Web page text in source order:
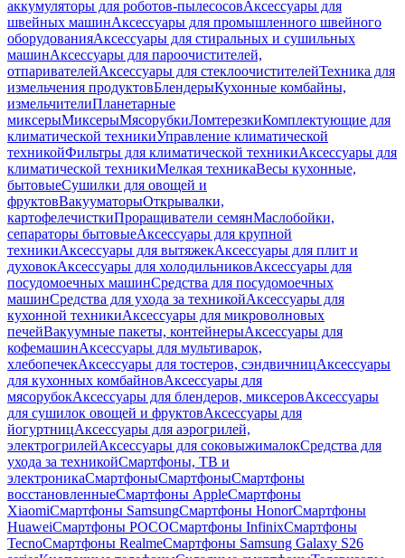
аккумуляторы для роботов-пылесосовАксессуары для
швейных машинАксессуары для промышленного швейного
оборудованияАксессуары для стиральных и сушильных
машинАксессуары для пароочистителей,
отпаривателейАксессуары для стеклоочистителейТехника для
измельчения продуктовБлендерыКухонные комбайны,
измельчителиПланетарные
миксерыМиксерыМясорубкиЛомтерезкиКомплектующие для
климатической техникиУправление климатической
техникойФильтры для климатической техникиАксессуары для
климатической техникиМелкая техникаВесы кухонные,
бытовыеСушилки для овощей и
фруктовВакууматорыОткрывалки,
картофелечисткиПроращиватели семянМаслобойки,
сепараторы бытовыеАксессуары для крупной
техникиАксессуары для вытяжекАксессуары для плит и
духовокАксессуары для холодильниковАксессуары для
посудомоечных машинСредства для посудомоечных
машинСредства для ухода за техникойАксессуары для
кухонной техникиАксессуары для микроволновых
печейВакуумные пакеты, контейнерыАксессуары для
кофемашинАксессуары для мультиварок,
хлебопечекАксессуары для тостеров, сэндвичницАксессуары
для кухонных комбайновАксессуары для
мясорубокАксессуары для блендеров, миксеровАксессуары
для сушилок овощей и фруктовАксессуары для
йогуртницАксессуары для аэрогрилей,
электрогрилейАксессуары для соковыжималокСредства для
ухода за техникойСмартфоны, ТВ и
электроникаСмартфоныСмартфоныСмартфоны
восстановленныеСмартфоны AppleСмартфоны
XiaomiСмартфоны SamsungСмартфоны HonorСмартфоны
HuaweiСмартфоны POCOСмартфоны InfinixСмартфоны
TecnoСмартфоны RealmeСмартфоны Samsung Galaxy S26